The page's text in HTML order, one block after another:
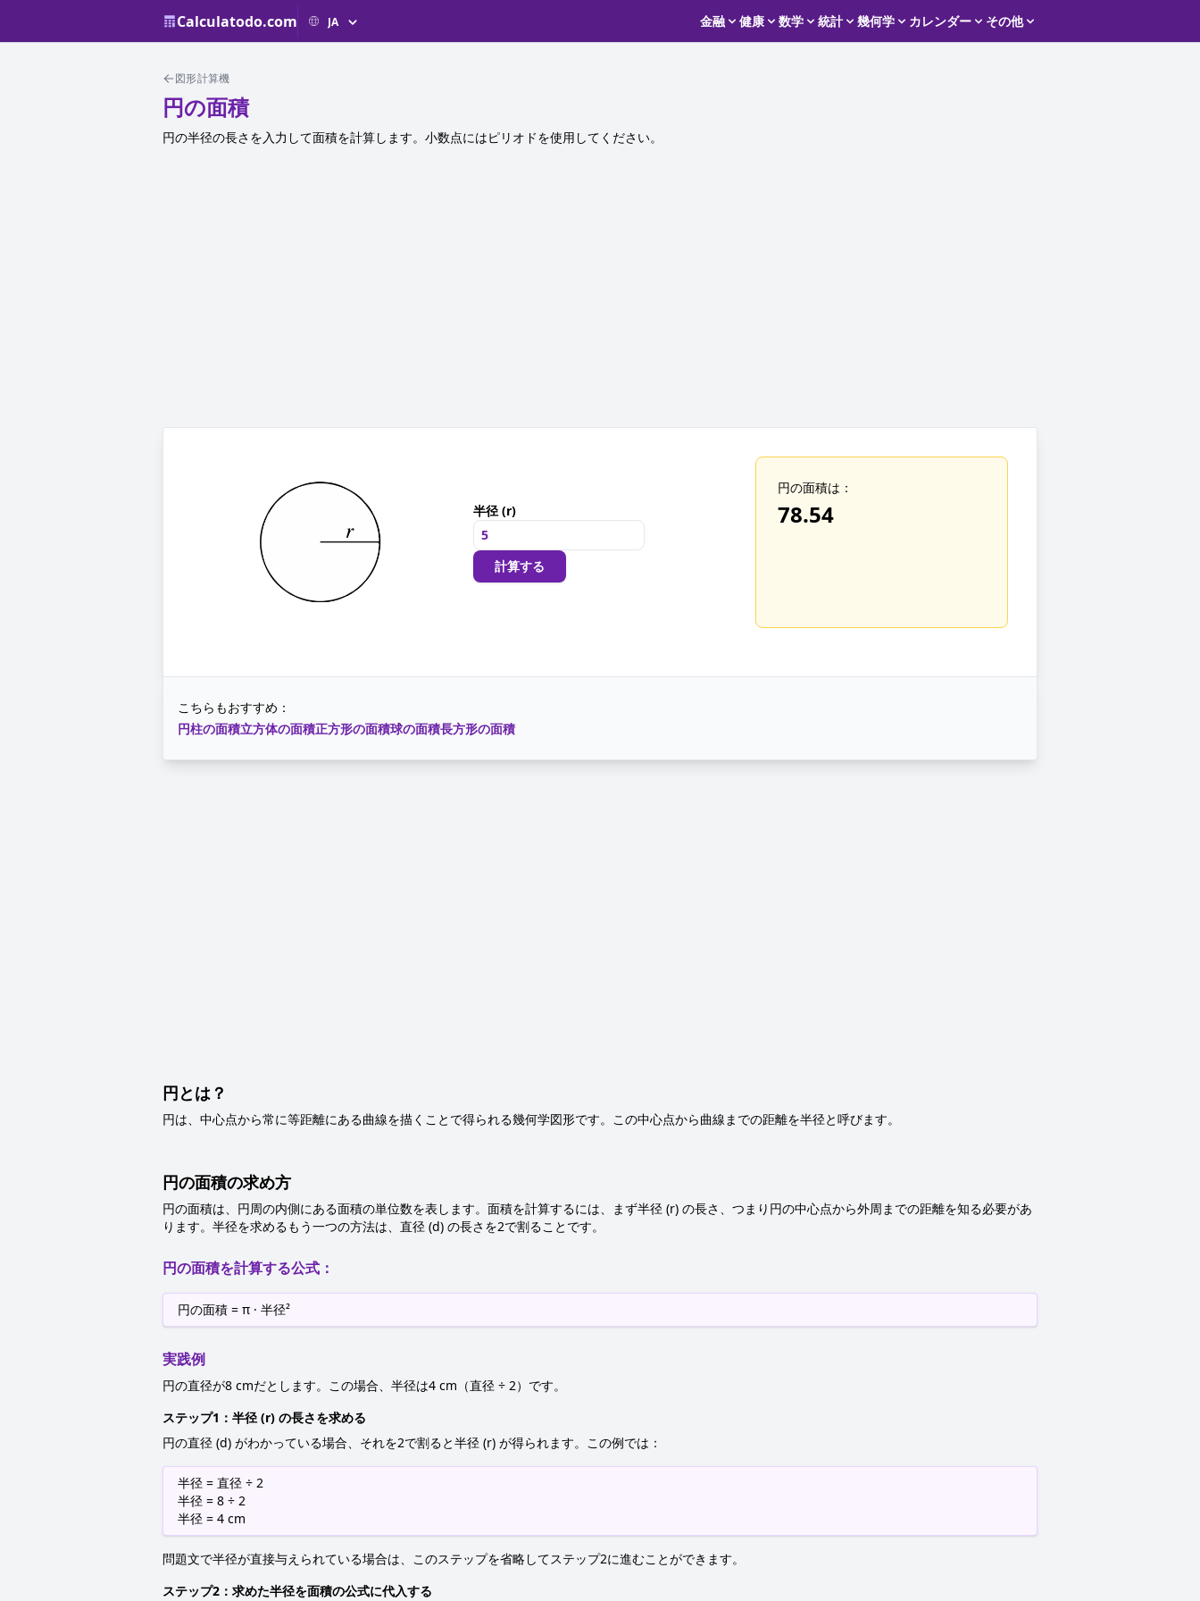
Calculatodo.com 金融 健康 数学 統計 幾何学 カレンダー その他
図形計算機
円の面積
円の半径の長さを入力して面積を計算します。小数点にはピリオドを使用してください。
半径 (r)
計算する
円の面積は：
78.54
こちらもおすすめ：
円柱の面積立方体の面積正方形の面積球の面積長方形の面積
円とは？
円は、中心点から常に等距離にある曲線を描くことで得られる幾何学図形です。この中心点から曲線までの距離を半径と呼びます。
円の面積の求め方
円の面積は、円周の内側にある面積の単位数を表します。面積を計算するには、まず半径 (r) の長さ、つまり円の中心点から外周までの距離を知る必要があ
ります。半径を求めるもう一つの方法は、直径 (d) の長さを2で割ることです。
円の面積を計算する公式：
円の面積 = π · 半径²
実践例
円の直径が8 cmだとします。この場合、半径は4 cm（直径 ÷ 2）です。
ステップ1：半径 (r) の長さを求める
円の直径 (d) がわかっている場合、それを2で割ると半径 (r) が得られます。この例では：
半径 = 直径 ÷ 2
半径 = 8 ÷ 2
半径 = 4 cm
問題文で半径が直接与えられている場合は、このステップを省略してステップ2に進むことができます。
ステップ2：求めた半径を面積の公式に代入する